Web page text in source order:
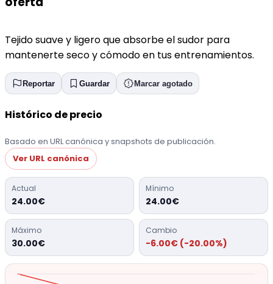
Tejido suave y ligero que absorbe el sudor para
mantenerte seco y cómodo en tus entrenamientos.
Reportar Guardar Marcar agotado
Histórico de precio
Basado en URL canónica y snapshots de publicación.
Ver URL canónica
Actual
24.00€
Mínimo
24.00€
Máximo
30.00€
Cambio
-6.00€ (-20.00%)